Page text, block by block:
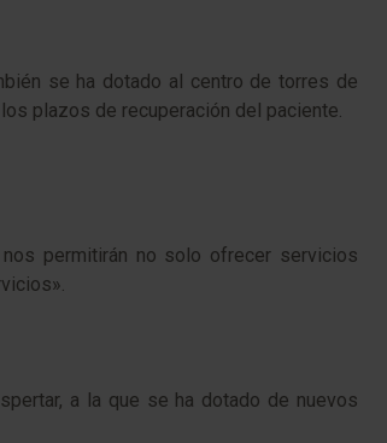
se ha dotado al centro de torres de
plazos de recuperación del paciente.
permitirán no solo ofrecer servicios
a la que se ha dotado de nuevos